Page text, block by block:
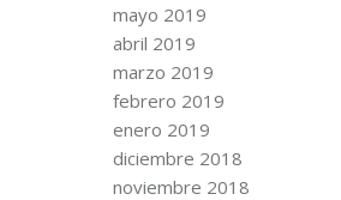
mayo 2019
abril 2019
marzo 2019
febrero 2019
enero 2019
diciembre 2018
noviembre 2018